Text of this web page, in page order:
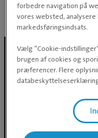
KLINIK:Kolding
forbedre navigation på
vores websted,
markedsføringsindsats.
Vælg “Cookie-
brugen af cookies og
præferencer. Flere